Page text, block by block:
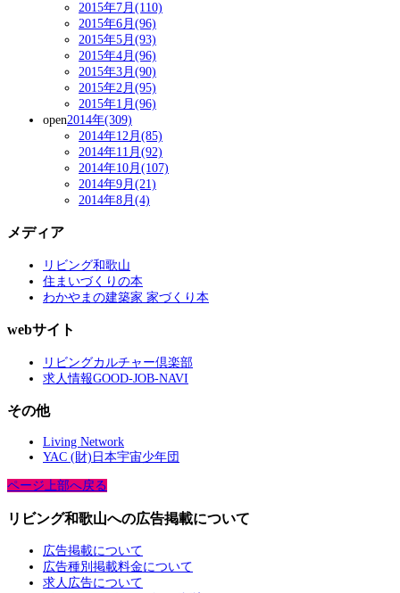
2015年7月(110)
2015年6月(96)
2015年5月(93)
2015年4月(96)
2015年3月(90)
2015年2月(95)
2015年1月(96)
open2014年(309)
2014年12月(85)
2014年11月(92)
2014年10月(107)
2014年9月(21)
2014年8月(4)
メディア
リビング和歌山
住まいづくりの本
わかやまの建築家 家づくり本
webサイト
リビングカルチャー倶楽部
求人情報GOOD-JOB-NAVI
その他
Living Network
YAC (財)日本宇宙少年団
ページ上部へ戻る
リビング和歌山への広告掲載について
広告掲載について
広告種別掲載料金について
求人広告について